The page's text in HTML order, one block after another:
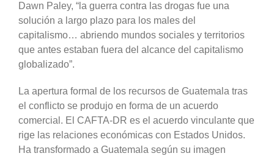
Dawn Paley, “la guerra contra las drogas fue una
solución a largo plazo para los males del
capitalismo… abriendo mundos sociales y territorios
que antes estaban fuera del alcance del capitalismo
globalizado”.
La apertura formal de los recursos de Guatemala tras
el conflicto se produjo en forma de un acuerdo
comercial. El CAFTA-DR es el acuerdo vinculante que
rige las relaciones económicas con Estados Unidos.
Ha transformado a Guatemala según su imagen